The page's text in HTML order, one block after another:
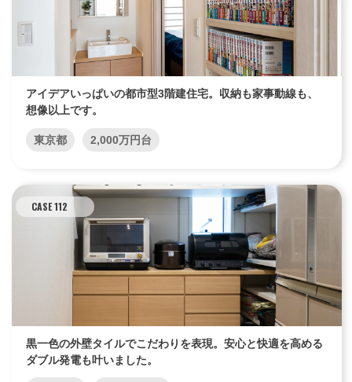
アイデアいっぱいの都市型3階建住宅。収納も家事動線も、
想像以上です。
東京都 2,000万円台
CASE 112
黒一色の外壁タイルでこだわりを表現。安心と快適を高める
ダブル発電も叶いました。